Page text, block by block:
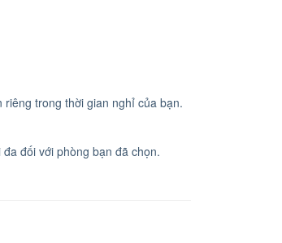
trong thời gian nghỉ của bạn.
đối với phòng bạn đã chọn.